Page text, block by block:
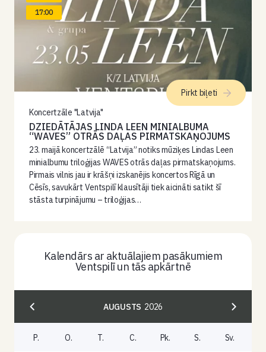
17:00
Koncertzāle "Latvija"
DZIEDĀTĀJAS LINDA LEEN MINIALBUMA
“WAVES” OTRĀS DAĻAS PIRMATSKAŅOJUMS
23. maijā koncertzālē “Latvija” notiks mūziķes Lindas Leen
minialbumu triloģijas WAVES otrās daļas pirmatskaņojums.
Pirmais vilnis jau ir krāšņi izskanējis koncertos Rīgā un
Cēsīs, savukārt Ventspilī klausītāji tiek aicināti satikt šī
stāsta turpinājumu – triloģijas…
Pirkt biļeti
Kalendārs ar aktuālajiem pasākumiem
Ventspilī un tās apkārtnē
AUGUSTS 2026
P. O. T. C. Pk. S. Sv.